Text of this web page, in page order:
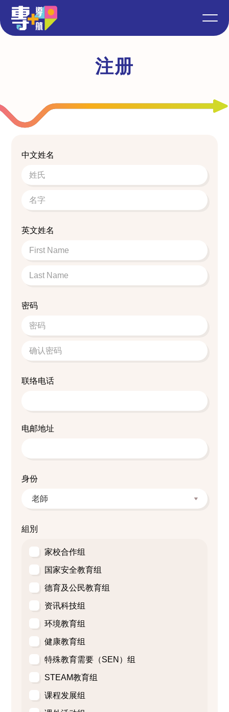
注册
中文姓名
英文姓名
密码
联络电话
电邮地址
身份
組別
家校合作组
国家安全教育组
德育及公民教育组
资讯科技组
环境教育组
健康教育组
特殊教育需要（SEN）组
STEAM教育组
课程发展组